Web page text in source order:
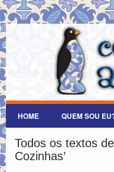
HOME QUEM SOU
Todos os textos
Cozinhas’